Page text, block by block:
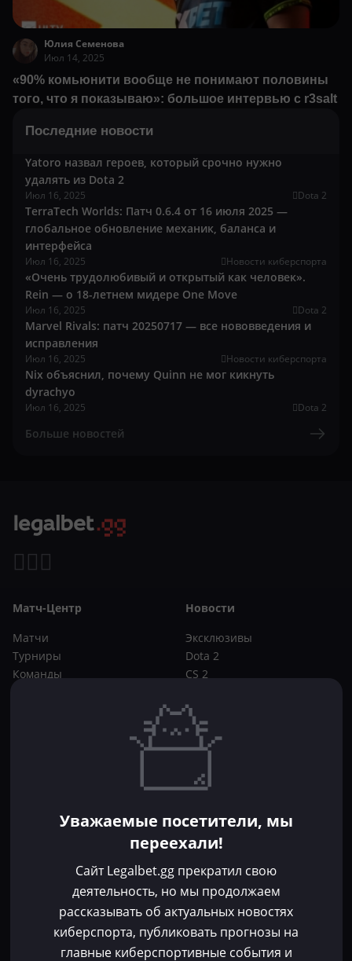
Юлия Семенова
Июл 14, 2025
«90% комьюнити вообще не понимают половины
того, что я показываю»: большое интервью с r3salt
Последние новости
Yatoro назвал героев, который срочно нужно
удалять из Dota 2
Июл 16, 2025 Dota 2
TerraTech Worlds: Патч 0.6.4 от 16 июля 2025 —
глобальное обновление механик, баланса и
интерфейса
Июл 16, 2025 Новости киберспорта
«Очень трудолюбивый и открытый как человек».
Rein — о 18-летнем мидере One Move
Июл 16, 2025 Dota 2
Marvel Rivals: патч 20250717 — все нововведения и
исправления
Июл 16, 2025 Новости киберспорта
Nix объяснил, почему Quinn не мог кикнуть
dyrachyo
Июл 16, 2025 Dota 2
Больше новостей
Матч-Центр
Матчи
Турниры
Команды
Новости
Эксклюзивы
Dota 2
CS 2
Букмекеры
CS 2
Фрибеты
Без депозита
Контакты
Пользовательское соглашение
Уважаемые посетители, мы
переехали!
Сайт Legalbet.gg прекратил свою
деятельность, но мы продолжаем
рассказывать об актуальных новостях
киберспорта, публиковать прогнозы на
главные киберспортивные события и